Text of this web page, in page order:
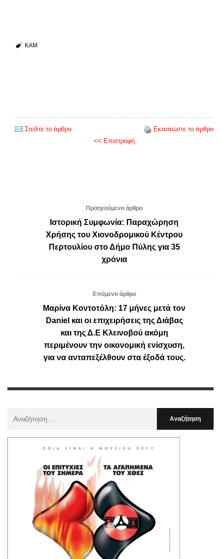
ΚΑΜ
Στείλτε το άρθρο
Εκτυπώστε το άρθρο
<< Επιστροφή
Προηγούμενο άρθρο
Ιστορική Συμφωνία: Παραχώρηση
Χρήσης του Χιονοδρομικού Κέντρου
Περτουλίου στο Δήμο Πύλης για 35
χρόνια
Επόμενο άρθρο
Μαρίνα Κοντοτόλη: 17 μήνες μετά τον
Daniel και οι επιχειρήσεις της Διάβας
και της Δ.Ε Κλεινοβού ακόμη
περιμένουν την οικονομική ενίσχυση,
για να ανταπεξέλθουν στα έξοδά τους.
: